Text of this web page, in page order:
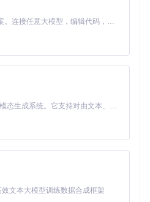
规划，支持动态调整章节结构
生成，包含summarize_recent_
色和定稿优化功能
框架，整合所有功能模块
处理各类生成任务的交互逻辑
，又给予作者完全的创作控制
手创作
Claude Code 的开源替代方案。连接任意大模型，编辑代码，运行命令，自动验证 — 全自动执行。用 Rust 构建，极致性能。 ｜ An open-source alternative to Claude Code. Connect any LLM, edit code, run commands, and verify changes — autonomously. Built in Rust for speed. Get Started
MiniMax H3 是一个通用的全模态生成系统。它支持对由文本、图像、视频和音频组成的多模态上下文进行统一理解，并能生成分辨率高达 2K、时长可达 15 秒的带原生立体声音频的视频。得益于面向任务泛化的系统设计，H3 在预训练阶段就已具备广泛的多模态上下文理解与生成能力，能够出色地执行复杂的多模态指令。
文本大模型训练数据合成框架